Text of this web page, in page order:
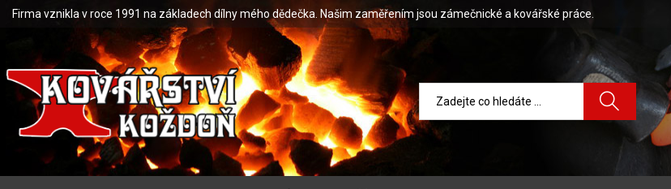
Firma vznikla v roce 1991 na základech dílny mého dědečka. Našim zaměřením jsou zámečnické a kovářské práce.